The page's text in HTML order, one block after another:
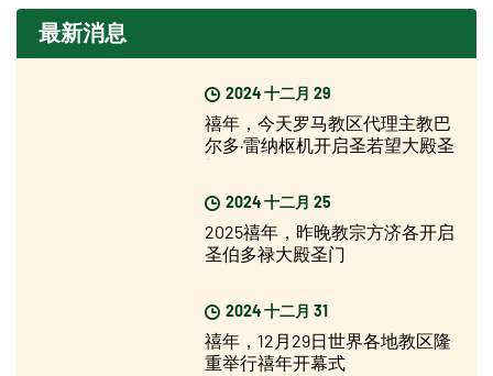
最新消息
2024 十二月 29
禧年，今天罗马教区代理主教巴
尔多·雷纳枢机开启圣若望大殿圣
门
2024 十二月 25
2025禧年，昨晚教宗方济各开启
圣伯多禄大殿圣门
2024 十二月 31
禧年，12月29日世界各地教区隆
重举行禧年开幕式